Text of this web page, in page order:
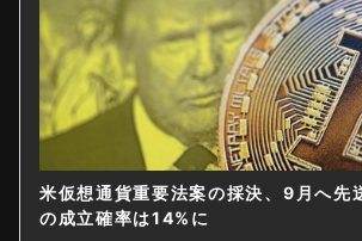
米仮想通貨重要法案の採決、9月へ先
の成立確率は14%に